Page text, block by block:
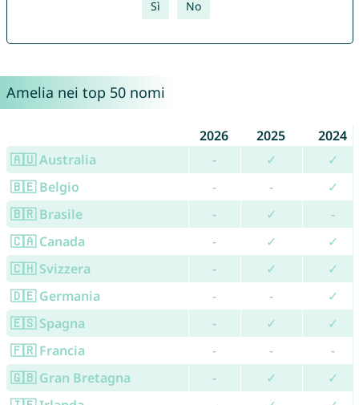
Sì No
Amelia nei top 50 nomi
2026 2025
2024
🇦🇺 Australia
- ✓
✓
🇧🇪 Belgio
- -
✓
🇧🇷 Brasile
- ✓
-
🇨🇦 Canada
- ✓
✓
🇨🇭 Svizzera
- ✓
✓
🇩🇪 Germania
- -
✓
🇪🇸 Spagna
- ✓
✓
🇫🇷 Francia
- -
-
🇬🇧 Gran Bretagna
- ✓
✓